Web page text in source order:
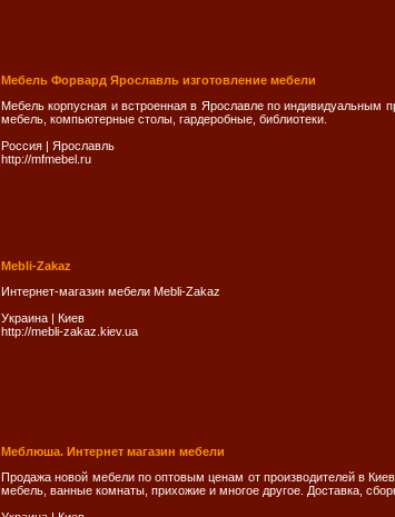
Мебель Форвард Ярославль изготовление мебели
Мебель корпусная и встроенная в Ярославле по индивидуальным
мебель, компьютерные столы, гардеробные, библиотеки.
Россия | Ярослaвль
http://mfmebel.ru
Mebli-Zakaz
Интернет-магазин мебели Mebli-Zakaz
Украина | Киев
http://mebli-zakaz.kiev.ua
Меблюша. Интернет магазин мебели
Продажа новой мебели по оптовым ценам от производителей в
мебель, ванные комнаты, прихожие и многое другое. Доставка,